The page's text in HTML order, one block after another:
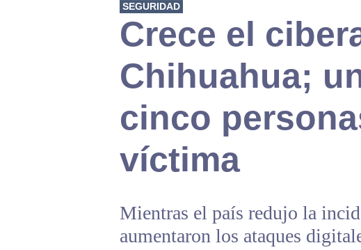
SEGURIDAD
Crece el
Chihuahua;
cinco
víctima
Mientras el país redujo la
aumentaron los ataques